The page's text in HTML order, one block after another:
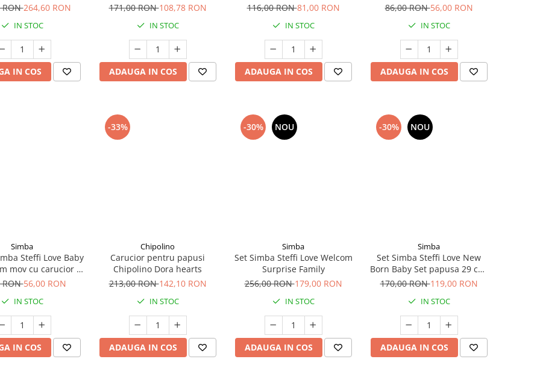
3 in 1 cu 16
RON264,60 RON
IN STOC
IN COS
Highchair
171,00 RON108,78 RON
IN STOC
ADAUGA IN COS
accesorii
116,00 RON81,00 RON
IN STOC
ADAUGA IN COS
accesorii
86,00 RON56,00 RON
IN STOC
ADAUGA IN COS
Simba
Steffi Love Baby
mov cu carucior si
accesorii
RON56,00 RON
IN STOC
IN COS
-33%
Chipolino
Carucior pentru papusi
Chipolino Dora hearts
213,00 RON142,10 RON
IN STOC
ADAUGA IN COS
-30% NOU
Simba
Set Simba Steffi Love Welcom
Surprise Family
256,00 RON179,00 RON
IN STOC
ADAUGA IN COS
-30% NOU
Simba
Set Simba Steffi Love New
Born Baby Set papusa 29 cm,
1 bebelus si accesorii
170,00 RON119,00 RON
IN STOC
ADAUGA IN COS